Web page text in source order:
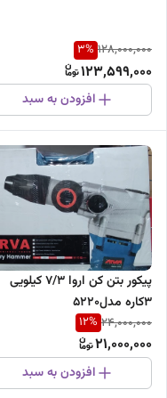
128,000,000
3%
123,599,000
افزودن به سبد
پیکور بتن کن اروا ۷/۳ کیلویی
۳کاره مدل۵۲۲۰
24,000,000
12%
21,000,000
افزودن به سبد